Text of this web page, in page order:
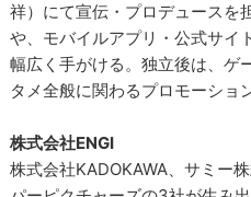
祥）にて宣伝・プロデュースを
や、モバイルアプリ・公式サイ
幅広く手がける。独立後は、ゲ
タメ全般に関わるプロモーショ
株式会社ENGI
株式会社KADOKAWA、サミー